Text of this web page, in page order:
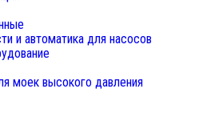
и автоматика для насосов
моек высокого давления